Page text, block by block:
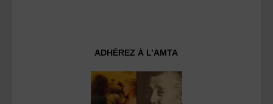
ADHÉREZ À L’AMTA